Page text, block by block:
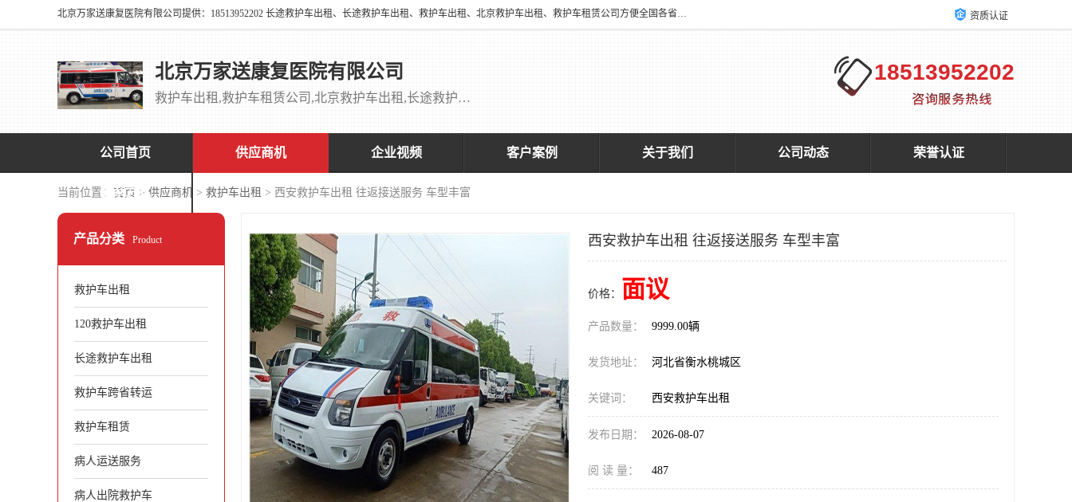
北京万家送康复医院有限公司提供：18513952202 长途救护车出租、长途救护车出租、救护车出租、北京救护车出租、救护车租赁公司方便全国各省市各类患者长途救护车转诊等需求，医帮扶医疗服务有限公司配备多辆福特成人长途监护型救护车，专用监护型儿童及新生儿救护车。 资质认证
北京万家送康复医院有限公司
救护车出租,救护车租赁公司,北京救护车出租,长途救护车出租,长途120救护车出租,120救护车出租长途救护车出租 刘主任：18513952202
18513952202
公司首页 供应商机 企业视频 客户案例 关于我们 公司动态 荣誉认证
联系方式
当前位置： 首页 > 供应商机 > 救护车出租 > 西安救护车出租 往返接送服务 车型丰富
产品分类 Product
救护车出租
120救护车出租
长途救护车出租
救护车跨省转运
救护车租赁
病人运送服务
病人出院救护车
西安救护车出租 往返接送服务 车型丰富
价格： 面议
产品数量： 9999.00辆
发货地址： 河北省衡水桃城区
关键词： 西安救护车出租
发布日期： 2026-08-07
阅 读 量： 487